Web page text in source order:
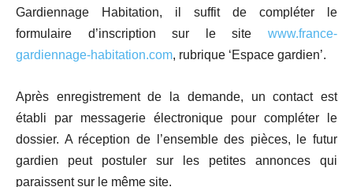
Gardiennage Habitation, il suffit de compléter le
formulaire d’inscription sur le site www.france-
gardiennage-habitation.com, rubrique ‘Espace gardien’.
Après enregistrement de la demande, un contact est
établi par messagerie électronique pour compléter le
dossier. A réception de l’ensemble des pièces, le futur
gardien peut postuler sur les petites annonces qui
paraissent sur le même site.